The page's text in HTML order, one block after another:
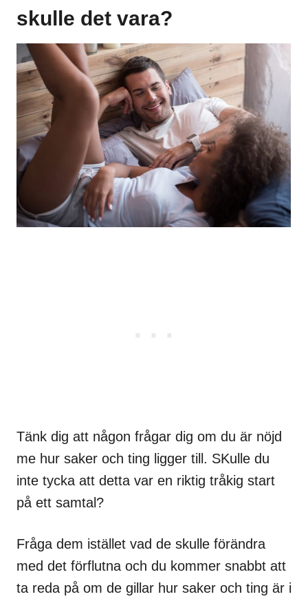
skulle det vara?
Tänk dig att någon frågar dig om du är nöjd
me hur saker och ting ligger till. SKulle du
inte tycka att detta var en riktig tråkig start
på ett samtal?
Fråga dem istället vad de skulle förändra
med det förflutna och du kommer snabbt att
ta reda på om de gillar hur saker och ting är i